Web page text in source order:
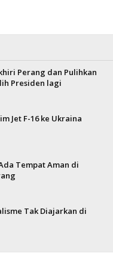
Perang dan Pulihkan
Presiden lagi
Jet F-16 ke Ukraina
Tempat Aman di
Tak Diajarkan di